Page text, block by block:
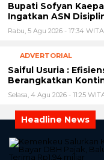
Bupati Sofyan
Ingatkan ASN
Rabu, 5 Agu 2026 - 17:34 WITA
ADVERTORIAL
Saiful Usuria :
Berangkatkan
Selasa, 4 Agu 2026 - 11:25
Headline News